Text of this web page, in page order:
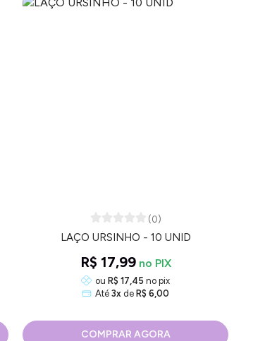
(0)
LAÇO URSINHO - 10 UNID
R$ 17,99
ou R$ 17,45 no pix
Até3x deR$ 6,00
COMPRAR AGORA